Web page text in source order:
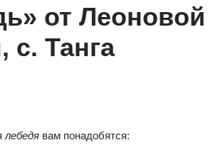
от Леоновой
с. Танга
лебедя вам понадобятся: